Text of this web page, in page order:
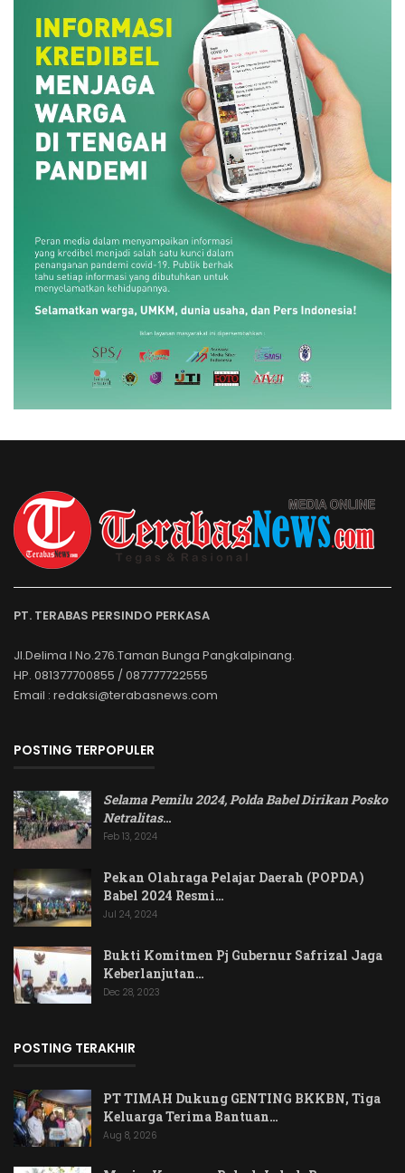
PT. TERABAS PERSINDO PERKASA
Jl.Delima I No.276.Taman Bunga Pangkalpinang.
HP. 081377700855 / 087777722555
Email : redaksi@terabasnews.com
POSTING TERPOPULER
Selama Pemilu 2024, Polda Babel Dirikan Posko
Netralitas…
Feb 13, 2024
Pekan Olahraga Pelajar Daerah (POPDA)
Babel 2024 Resmi…
Jul 24, 2024
Bukti Komitmen Pj Gubernur Safrizal Jaga
Keberlanjutan…
Dec 28, 2023
POSTING TERAKHIR
PT TIMAH Dukung GENTING BKKBN, Tiga
Keluarga Terima Bantuan…
Aug 8, 2026